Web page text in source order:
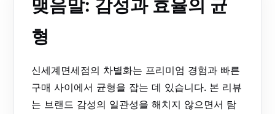
맺음말: 감성과 효율의 균
형
신세계면세점의 차별화는 프리미엄 경험과 빠른
구매 사이에서 균형을 잡는 데 있습니다. 본 리뷰
는 브랜드 감성의 일관성을 해치지 않으면서 탐